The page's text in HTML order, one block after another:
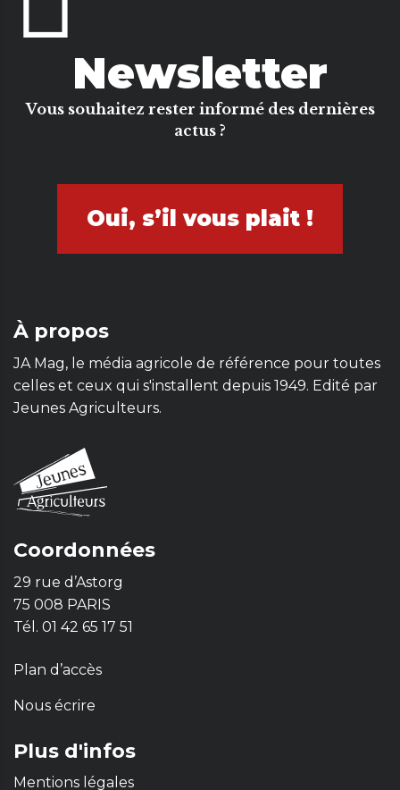
Newsletter
Vous souhaitez rester informé des dernières
actus ?
Oui, s’il vous plait !
À propos
JA Mag, le média agricole de référence pour toutes
celles et ceux qui s'installent depuis 1949. Edité par
Jeunes Agriculteurs.
Coordonnées
29 rue d’Astorg
75 008 PARIS
Tél. 01 42 65 17 51
Plan d’accès
Nous écrire
Plus d'infos
Mentions légales